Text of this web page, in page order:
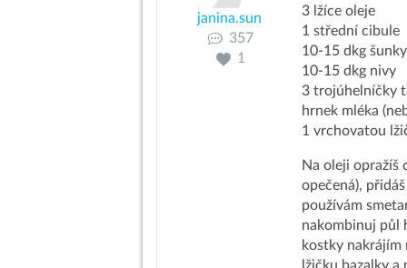
janina.sun
357
1
3 lžíce oleje
1 střední cibule
10-15 dkg šunky
10-15 dkg nivy
3 trojúhelníčky
hrnek mléka
1 vrchovatou
Na oleji opražíš
opečená),
používám
nakombinuj půl
kostky nakrájím
lžičku bazalky